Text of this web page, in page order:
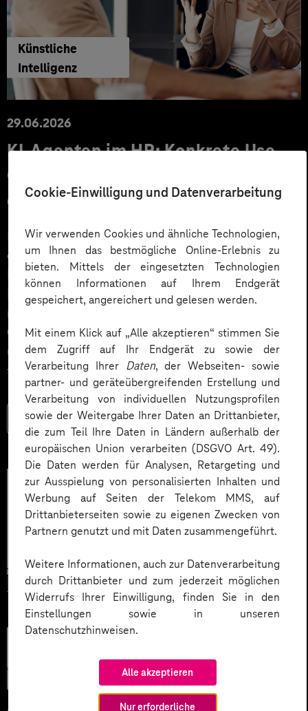
Cookie-Einwilligung und Datenverarbeitung
Wir verwenden Cookies und ähnliche Technologien,
um Ihnen das bestmögliche Online-Erlebnis zu
bieten. Mittels der eingesetzten Technologien
können Informationen auf Ihrem Endgerät
gespeichert, angereichert und gelesen werden.
Mit einem Klick auf „Alle akzeptieren“ stimmen Sie
dem Zugriff auf Ihr Endgerät zu sowie der
Verarbeitung Ihrer Daten, der Webseiten- sowie
partner- und geräteübergreifenden Erstellung und
Verarbeitung von individuellen Nutzungsprofilen
sowie der Weitergabe Ihrer Daten an Drittanbieter,
die zum Teil Ihre Daten in Ländern außerhalb der
europäischen Union verarbeiten (DSGVO Art. 49).
Die Daten werden für Analysen, Retargeting und
zur Ausspielung von personalisierten Inhalten und
Werbung auf Seiten der Telekom MMS, auf
Drittanbieterseiten sowie zu eigenen Zwecken von
Partnern genutzt und mit Daten zusammengeführt.
Weitere Informationen, auch zur Datenverarbeitung
durch Drittanbieter und zum jederzeit möglichen
Widerrufs Ihrer Einwilligung, finden Sie in den
Einstellungen sowie in unseren
Datenschutzhinweisen.
Alle akzeptieren
Nur erforderliche
Künstliche
Intelligenz
29.06.2026
KI‑Agenten im HR: Konkrete Use
Cases, KPIs und Governance
entlang der Employee Journey
KI‑Agenten im HR sind mehr als Chatbots: Sie
orchestrieren Prozesse entlang der gesamten
Employee Journey und schaffen messbaren Business
Impact. Der Beitrag zeigt konkrete Use Cases,
relevante KPIs für den Mittelstand sowie
Governance‑Leitplanken zu EU AI Act und DSGVO –
und liefert ein praxisnahes Priorisierungsframework
für HR‑Entscheider*innen.
Mehr lesen
Künstliche